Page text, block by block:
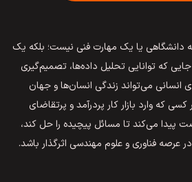
یا یک مهارت فنی نیست؛ بلکه یک
جایی که توانایی تحلیل داده‌ها، تصمیم‌گیری
انسانی می‌تواند زندگی انسان‌ها و جهان
که وارد بازار کار پردرآمد و پرتقاضای
می‌کند تا مسائل پیچیده را حل کند،
عرصه فناوری و علوم مهندسی اثرگذار باشد.